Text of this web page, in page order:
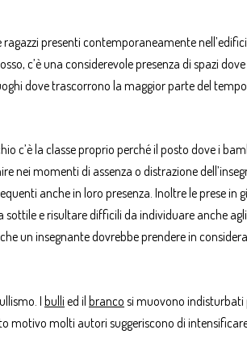
presenti contemporaneamente
c’è una considerevole presenza di spazi
dove trascorrono la maggior parte del
c’è la classe proprio perché il posto dove i
nei momenti di assenza o distrazione
anche in loro presenza. Inoltre le prese in
sottile e risultare difficili da individuare anche agli
un insegnante dovrebbe prendere in
Ibulli ed il branco si muovono indisturbati
motivo molti autori suggeriscono di